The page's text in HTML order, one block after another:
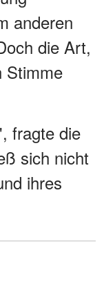
anderen
die Art,
Stimme
fragte die
sich nicht
ihres